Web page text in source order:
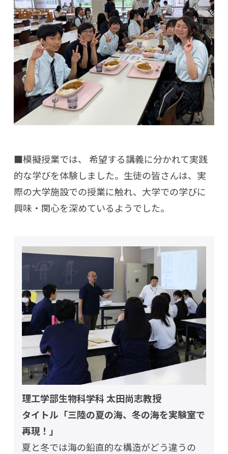
■模擬授業では、 希望する講義に分かれて実践
的な学びを体験しました。生徒の皆さんは、実
際の大学施設での授業に触れ、大学での学びに
興味・関心を深めているようでした。
理工学部生物科学科 太田尚志教授
タイトル「三陸の夏の海、冬の海を実験室で
再現！」
夏と冬では海の鉛直的な構造がどう違うの